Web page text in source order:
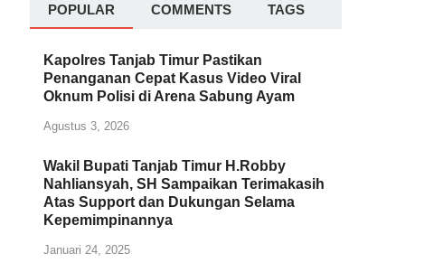
POPULAR COMMENTS TAGS
Kapolres Tanjab Timur Pastikan
Penanganan Cepat Kasus Video Viral
Oknum Polisi di Arena Sabung Ayam
Agustus 3, 2026
Wakil Bupati Tanjab Timur H.Robby
Nahliansyah, SH Sampaikan Terimakasih
Atas Support dan Dukungan Selama
Kepemimpinannya
Januari 24, 2025